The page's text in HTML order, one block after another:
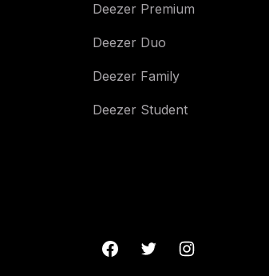
Deezer Premium
Deezer Duo
Deezer Family
Deezer Student